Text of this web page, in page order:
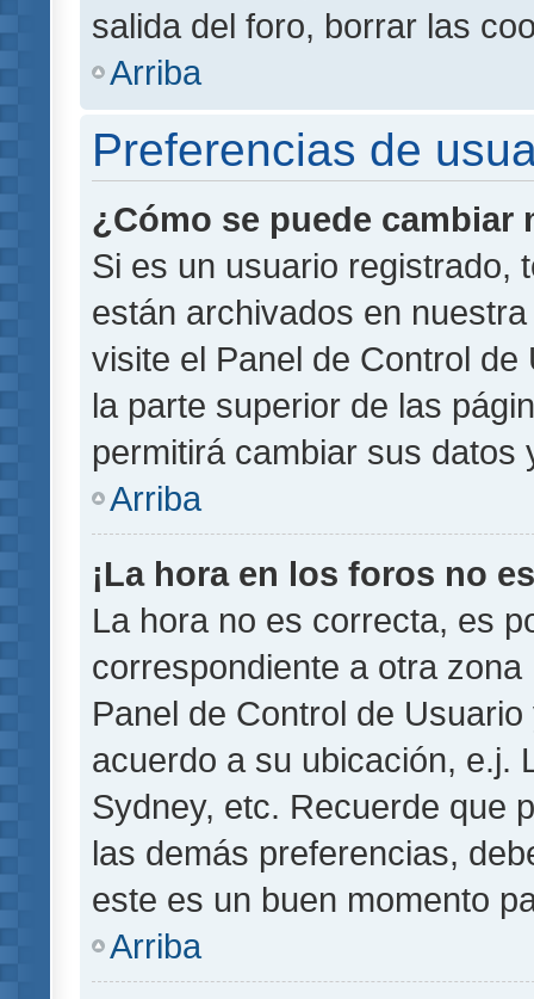
salida del foro, borrar las
Arriba
Preferencias de
¿Cómo se puede
Si es un usuario registrado,
están archivados en
visite el Panel de Control
la parte superior de las
permitirá cambiar sus datos
Arriba
¡La hora en los foros no
La hora no es correcta, es
correspondiente a otra
Panel de Control de
acuerdo a su ubicación, e.j.
Sydney, etc. Recuerde que
las demás preferencias,
este es un buen momento
Arriba